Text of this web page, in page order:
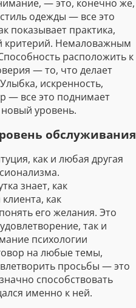
— это, конечно же,
одежды — все это
показывает практика,
критерий. Немаловажным
расположить к
— то, что делает
искренность,
— все это поднимает
уровень.
обслуживания
как и любая другая
знает, как
как
его желания. Это
так и
психологии
на любые темы,
просьбы — это
способствовать
именно к ней.